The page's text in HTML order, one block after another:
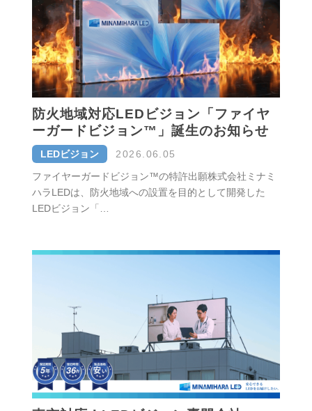
防火地域対応LEDビジョン「ファイヤ
ーガードビジョン™」誕生のお知らせ
LEDビジョン
2026.06.05
ファイヤーガードビジョン™の特許出願株式会社ミナミ
ハラLEDは、防火地域への設置を目的として開発した
LEDビジョン「…